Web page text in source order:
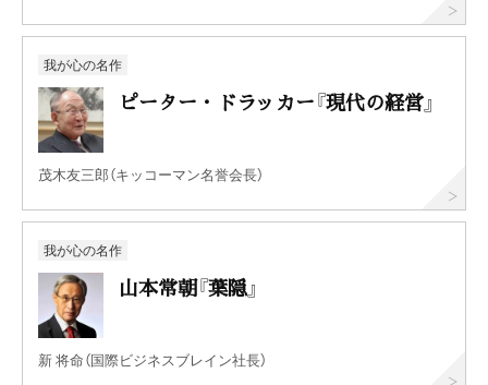
我が心の名作
ピーター・ドラッカー『現代の経営』
茂木友三郎（キッコーマン名誉会長）
我が心の名作
山本常朝『葉隠』
新 将命（国際ビジネスブレイン社長）